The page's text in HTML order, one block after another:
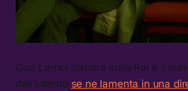
Gad Lerner tornerà sulla Rai e il
dell’Interno se ne lamenta in una